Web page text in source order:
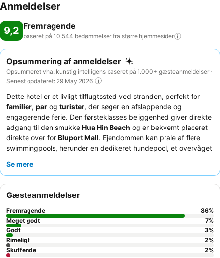
Anmeldelser
9,2 Fremragende
baseret på 10.544 bedømmelser fra større hjemmesider
Opsummering af anmeldelser
Opsummeret vha. kunstig intelligens baseret på 1.000+ gæsteanmeldelser ·
Senest opdateret: 29 May 2026
Dette hotel er et livligt tilflugtssted ved stranden, perfekt for
familier, par og turister, der søger en afslappende og
engagerende ferie. Den førsteklasses beliggenhed giver direkte
adgang til den smukke Hua Hin Beach og er bekvemt placeret
direkte over for Bluport Mall. Ejendommen kan prale af flere
swimmingpools, herunder en dedikeret hundepool, et overvåget
hvilket sikrer underholdning for alle aldre. Gæsterne roser
med dens udvalg af internationale og lokale delikatesser. For en
mere rolig oplevelse kan gæsterne anmode om værelser i den
nyere, mere fredfyldte Blue Port-fløj.
Se mere
Gæsteanmeldelser
Fremragende 86%
Meget godt
7%
Godt
3%
Rimeligt
2%
Skuffende
2%